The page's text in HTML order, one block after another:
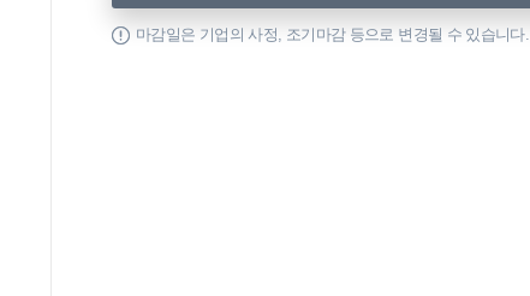
마감일은 기업의 사정, 조기마감 등으로 변경될 수 있습니다.